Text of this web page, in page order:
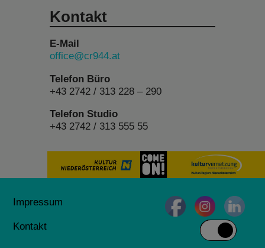
Kontakt
E-Mail
office@cr944.at
Telefon Büro
+43 2742 / 313 228 – 290
Telefon Studio
+43 2742 / 313 555 55
Impressum
Kontakt